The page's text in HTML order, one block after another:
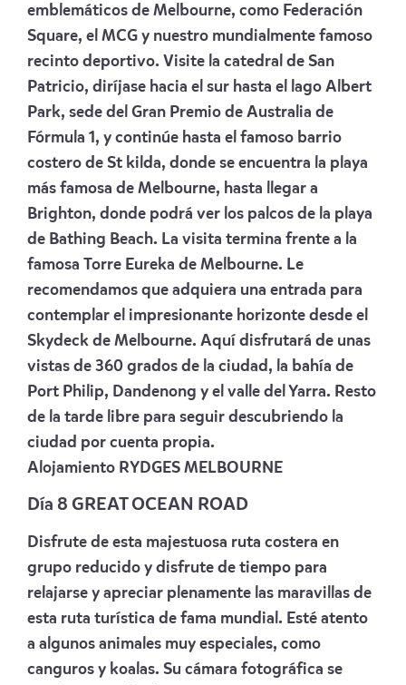
emblemáticos de Melbourne, como Federación
Square, el MCG y nuestro mundialmente famoso
recinto deportivo. Visite la catedral de San
Patricio, diríjase hacia el sur hasta el lago Albert
Park, sede del Gran Premio de Australia de
Fórmula 1, y continúe hasta el famoso barrio
costero de St kilda, donde se encuentra la playa
más famosa de Melbourne, hasta llegar a
Brighton, donde podrá ver los palcos de la playa
de Bathing Beach. La visita termina frente a la
famosa Torre Eureka de Melbourne. Le
recomendamos que adquiera una entrada para
contemplar el impresionante horizonte desde el
Skydeck de Melbourne. Aquí disfrutará de unas
vistas de 360 grados de la ciudad, la bahía de
Port Philip, Dandenong y el valle del Yarra. Resto
de la tarde libre para seguir descubriendo la
ciudad por cuenta propia.
Alojamiento RYDGES MELBOURNE
Día 8 GREAT OCEAN ROAD
Disfrute de esta majestuosa ruta costera en
grupo reducido y disfrute de tiempo para
relajarse y apreciar plenamente las maravillas de
esta ruta turística de fama mundial. Esté atento
a algunos animales muy especiales, como
canguros y koalas. Su cámara fotográfica se